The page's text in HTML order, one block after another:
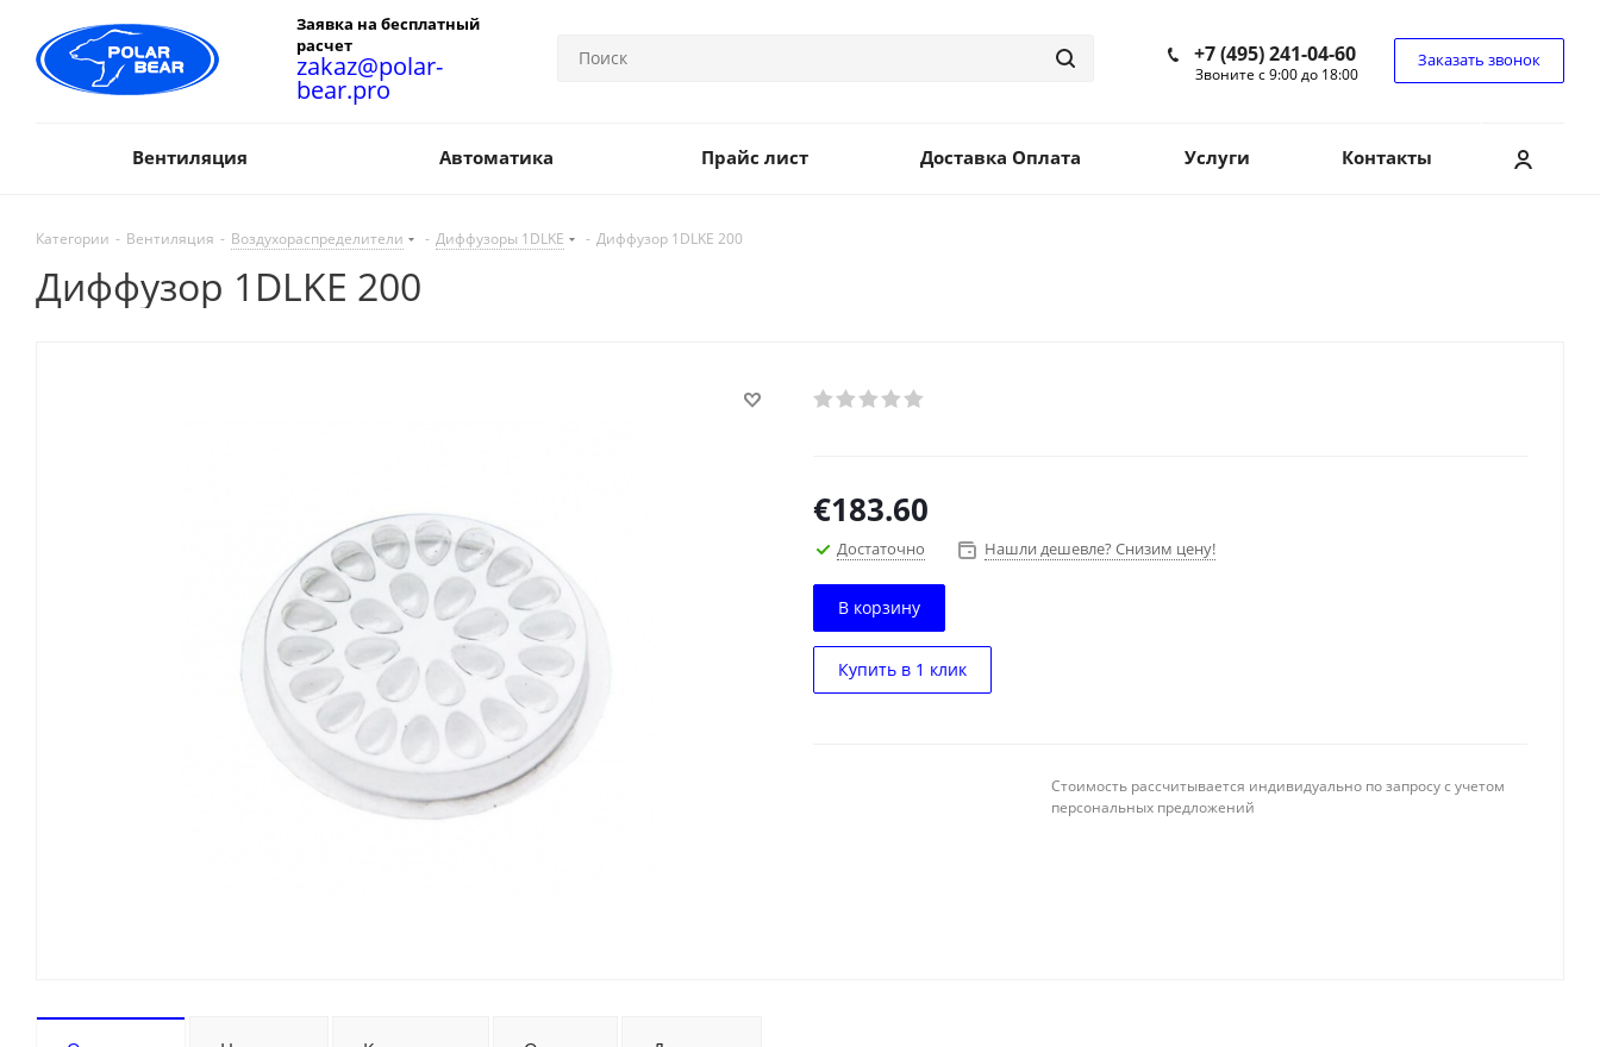
Заявка на бесплатный
расчет
zakaz@polar-
bear.pro
+7 (495) 241-04-60
Звоните с 9:00 до 18:00
Заказать звонок
Вентиляция Автоматика Прайс лист Доставка Оплата Услуги Контакты
Категории - Вентиляция - Воздухораспределители - Диффузоры 1DLKE - Диффузор 1DLKE 200
Диффузор 1DLKE 200
€183.60
Достаточно Нашли дешевле? Снизим цену!
В корзину
Купить в 1 клик
Стоимость рассчитывается индивидуально по запросу с учетом
персональных предложений